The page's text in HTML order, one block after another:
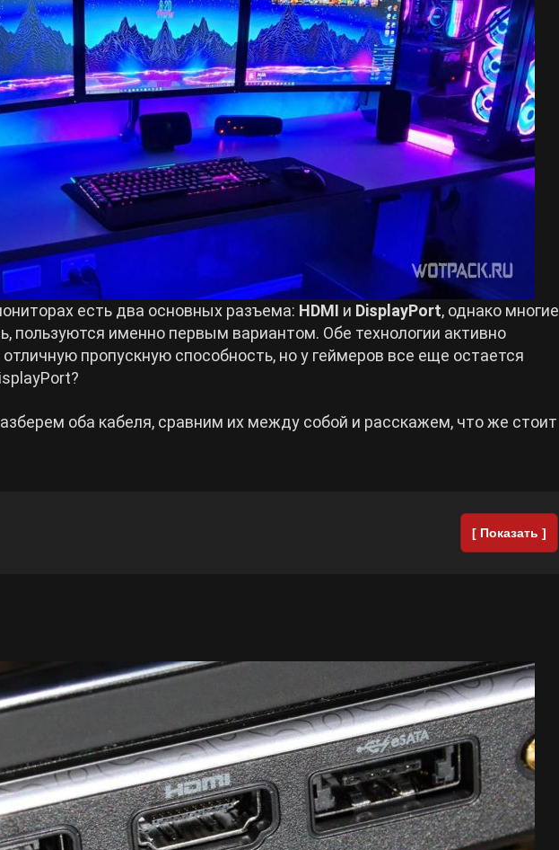
есть два основных разъема: HDMI и DisplayPort, однако многие
пользуются именно первым вариантом. Обе технологии активно
пропускную способность, но у геймеров все еще остается
оба кабеля, сравним их между собой и расскажем, что же стоит
[ Показать ]